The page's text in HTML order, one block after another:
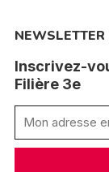
NEWSLETTER
Inscrivez-
Filière 3e